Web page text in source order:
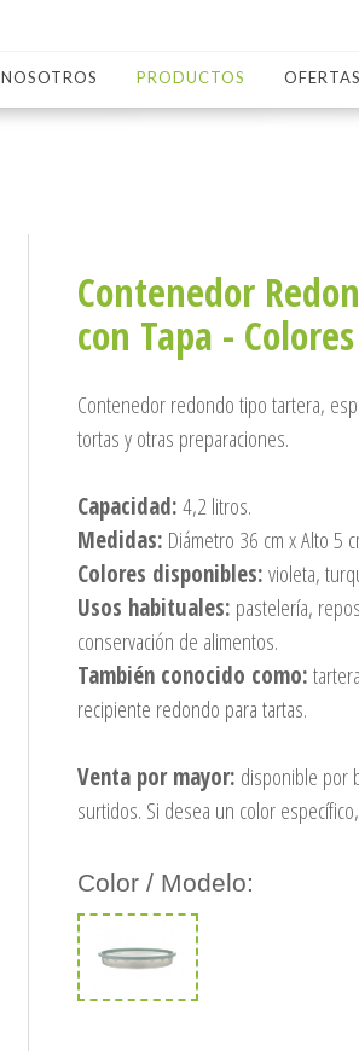
NOSOTROS PRODUCTOS OFERTAS
Contenedor
con Tapa -
Contenedor redondo tipo tartera,
tortas y otras preparaciones.
Capacidad:4,2 litros.
Medidas: Diámetro 36 cm x Alto 5
Colores disponibles:violeta,
Usos habituales: pastelería,
conservación de alimentos.
También conocido como:
recipiente redondo para tartas.
Venta por mayor: disponible por
surtidos. Si desea un color
Color / Modelo: